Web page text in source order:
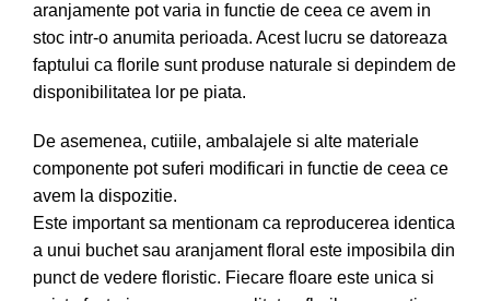
aranjamente pot varia in functie de ceea ce avem in
stoc intr-o anumita perioada. Acest lucru se datoreaza
faptului ca florile sunt produse naturale si depindem de
disponibilitatea lor pe piata.
De asemenea, cutiile, ambalajele si alte materiale
componente pot suferi modificari in functie de ceea ce
avem la dispozitie.
Este important sa mentionam ca reproducerea identica
a unui buchet sau aranjament floral este imposibila din
punct de vedere floristic. Fiecare floare este unica si